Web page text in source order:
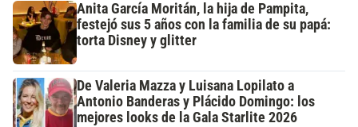
Anita García Moritán, la hija de Pampita,
festejó sus 5 años con la familia de su papá:
torta Disney y glitter
De Valeria Mazza y Luisana Lopilato a
Antonio Banderas y Plácido Domingo: los
mejores looks de la Gala Starlite 2026